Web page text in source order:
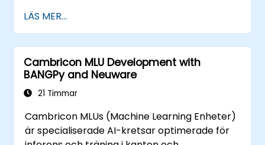
LÄS MER...
Cambricon MLU Development with
BANGPy and Neuware
21 Timmar
Cambricon MLUs (Machine Learning Enheter)
är specialiserade AI-kretsar optimerade för